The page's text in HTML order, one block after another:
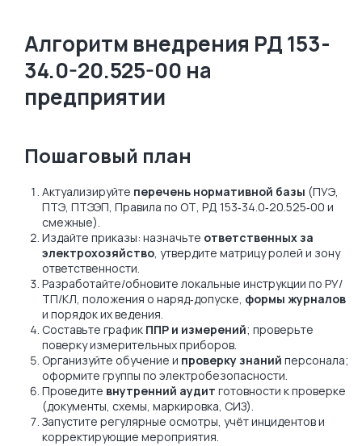
Алгоритм внедрения РД 153-
34.0-20.525-00 на
предприятии
Пошаговый план
Актуализируйте перечень нормативной базы (ПУЭ,
ПТЭ, ПТЭЭП, Правила по ОТ, РД 153‑34.0‑20.525‑00 и
смежные).
Издайте приказы: назначьте ответственных за
электрохозяйство, утвердите матрицу ролей и зону
ответственности.
Разработайте/обновите локальные инструкции по РУ/
ТП/КЛ, положения о наряд‑допуске, формы журналов
и порядок их ведения.
Составьте график ППР и измерений; проверьте
поверку измерительных приборов.
Организуйте обучение и проверку знаний персонала;
оформите группы по электробезопасности.
Проведите внутренний аудит готовности к проверке
(документы, схемы, маркировка, СИЗ).
Запустите регулярные осмотры, учёт инцидентов и
корректирующие мероприятия.
Скидка 10%на комплексное
обследование зданий